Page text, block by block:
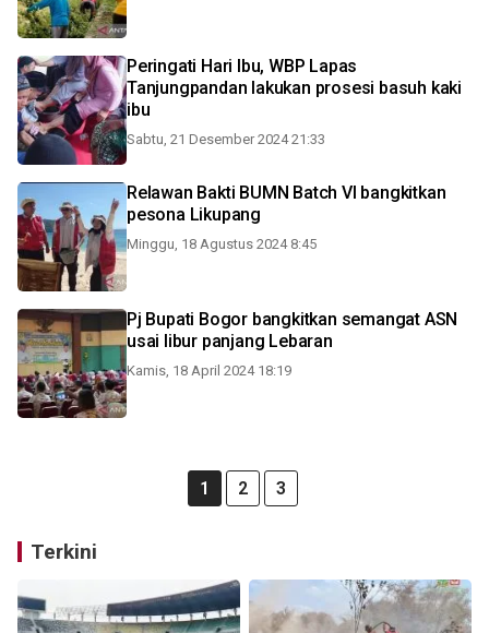
Peringati Hari Ibu, WBP Lapas
Tanjungpandan lakukan prosesi basuh kaki
ibu
Sabtu, 21 Desember 2024 21:33
Relawan Bakti BUMN Batch VI bangkitkan
pesona Likupang
Minggu, 18 Agustus 2024 8:45
Pj Bupati Bogor bangkitkan semangat ASN
usai libur panjang Lebaran
Kamis, 18 April 2024 18:19
1 2 3
Terkini